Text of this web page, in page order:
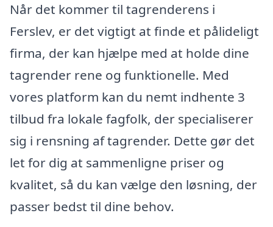
Når det kommer til tagrenderens i
Ferslev, er det vigtigt at finde et pålideligt
firma, der kan hjælpe med at holde dine
tagrender rene og funktionelle. Med
vores platform kan du nemt indhente 3
tilbud fra lokale fagfolk, der specialiserer
sig i rensning af tagrender. Dette gør det
let for dig at sammenligne priser og
kvalitet, så du kan vælge den løsning, der
passer bedst til dine behov.